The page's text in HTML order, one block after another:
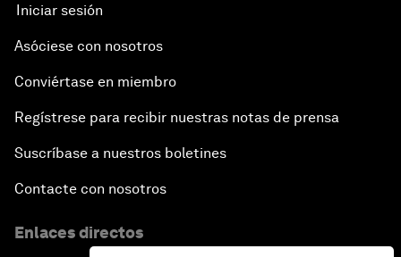
Iniciar sesión
Asóciese con nosotros
Conviértase en miembro
Regístrese para recibir nuestras notas de prensa
Suscríbase a nuestros boletines
Contacte con nosotros
Enlaces directos